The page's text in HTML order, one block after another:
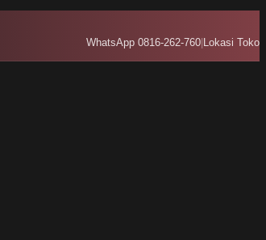
WhatsApp 0816-262-760 Lokasi Toko